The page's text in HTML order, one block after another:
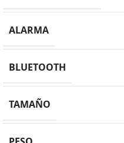
ALARMA
BLUETOOTH
TAMAÑO